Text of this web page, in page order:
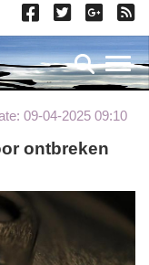
09-04-2025 09:10